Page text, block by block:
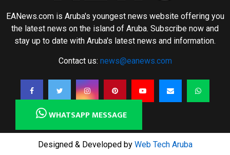
EANews.com is Aruba's youngest news website offering you
the latest news on the island of Aruba. Subscribe now and
stay up to date with Aruba's latest news and information.
Contact us: news@eanews.com
Designed & Developed by Web Tech Aruba
WHATSAPP MESSAGE